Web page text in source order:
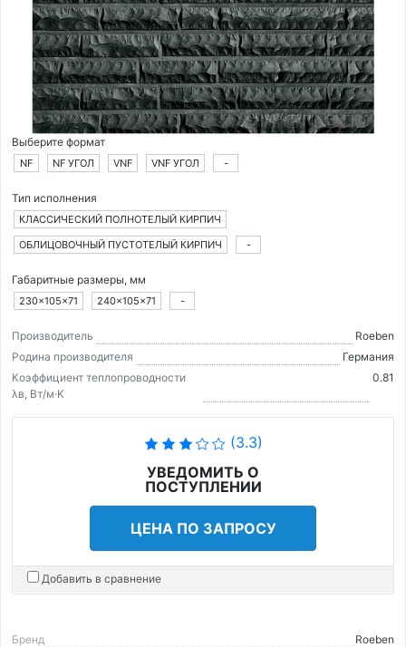
Выберите формат
NF NF УГОЛ VNF VNF УГОЛ -
Тип исполнения
КЛАССИЧЕСКИЙ ПОЛНОТЕЛЫЙ КИРПИЧ
ОБЛИЦОВОЧНЫЙ ПУСТОТЕЛЫЙ КИРПИЧ
-
Габаритные размеры, мм
230×105×71 240×105×71 -
Производитель
Roeben
Родина производителя
Германия
Коэффициент теплопроводности
λв, Вт/м·K
0.81
(3.3)
УВЕДОМИТЬ О
ПОСТУПЛЕНИИ
ЦЕНА ПО ЗАПРОСУ
Добавить в сравнение
Бренд
Roeben